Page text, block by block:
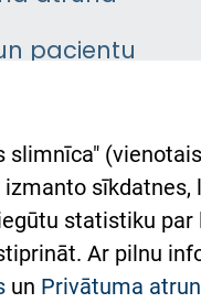
pacientu
slimnīcas
Ukrainai
Східної лікарні
з Україною
statistiku
Ar pilnu
un Privātuma